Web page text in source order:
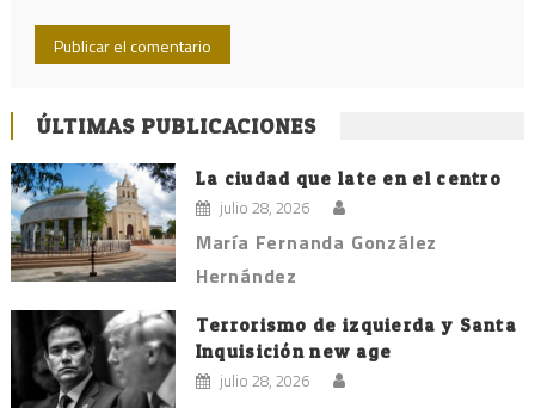
ÚLTIMAS PUBLICACIONES
La ciudad que late en el centro
julio 28, 2026
María Fernanda González
Hernández
Terrorismo de izquierda y Santa
Inquisición new age
julio 28, 2026